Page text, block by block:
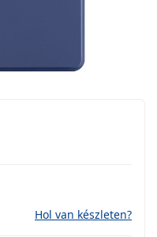
Hol van készleten?